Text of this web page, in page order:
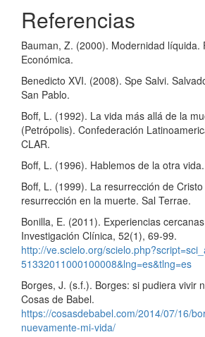
Referencias
Bauman, Z. (2000). Modernidad líquida.
Económica.
Benedicto XVI. (2008). Spe Salvi.
San Pablo.
Boff, L. (1992). La vida más allá de la
(Petrópolis). Confederación
CLAR.
Boff, L. (1996). Hablemos de la otra
Boff, L. (1999). La resurrección de
resurrección en la muerte. Sal Terrae.
Bonilla, E. (2011). Experiencias
Investigación Clínica, 52(1), 69-99.
http://ve.scielo.org/
51332011000100008&lng=es&tlng=es
Borges, J. (s.f.). Borges: si pudiera vivir
Cosas de Babel.
https://cosasdebabel.com/2014/07/16/
nuevamente-mi-vida/